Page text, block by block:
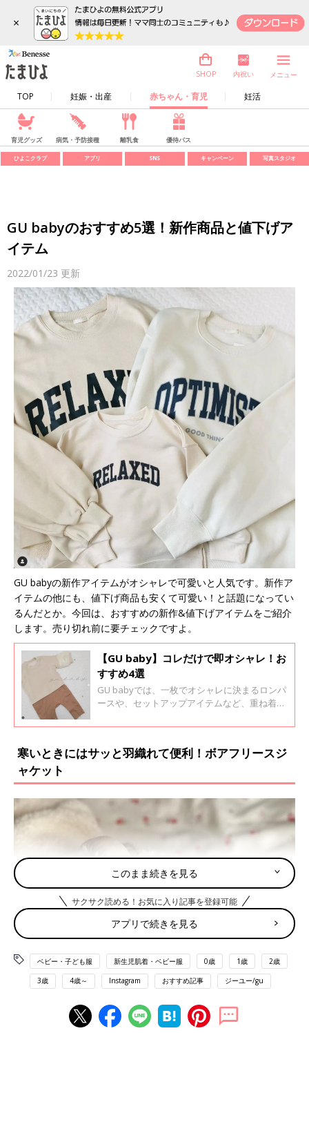
×
TOP 妊娠・出産 赤ちゃん・育児 妊活
SHOP 内祝い メニュー
育児グッズ 病気・予防接種 離乳食 優待パス
ひよこクラブ アプリ SNS キャンペーン 写真スタジオ
GU babyのおすすめ5選！新作商品と値下げア
イテム
2022/01/23 更新
GU babyの新作アイテムがオシャレで可愛いと人気です。新作ア
イテムの他にも、値下げ商品も安くて可愛い！と話題になってい
るんだとか。今回は、おすすめの新作&値下げアイテムをご紹介
します。売り切れ前に要チェックですよ。
【GU baby】コレだけで即オシャレ！お
すすめ4選
GU babyでは、一枚でオシャレに決まるロンパ
ースや、セットアップアイテムなど、重ね着し
わせを考えなくても良いと、ママたちからも大
すめアイテムをご紹介します。
寒いときにはサッと羽織れて便利！ボアフリースジ
ャケット
このまま続きを見る
サクサク読める！お気に入り記事を登録可能
アプリで続きを見る
ベビー・子ども服 新生児肌着・ベビー服 0歳 1歳 2歳
3歳 4歳～ Instagram おすすめ記事 ジーユー/gu